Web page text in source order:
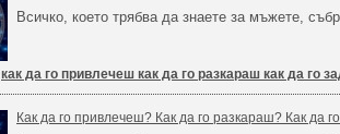
Всичко, което трябва да знаете за мъжете,
как да го привлечеш как да го разкараш как да го
Как да го привлечеш? Как да го разкараш? Как да